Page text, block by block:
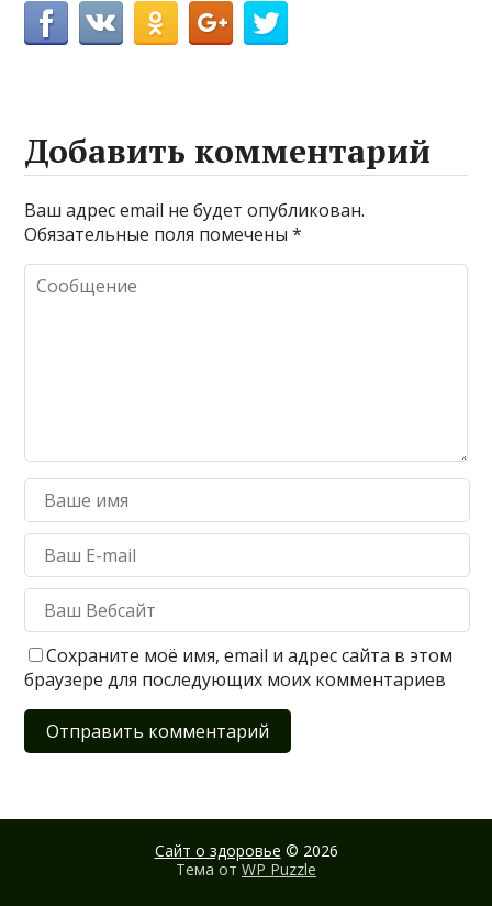
Добавить комментарий
Ваш адрес email не будет опубликован.
Обязательные поля помечены*
Сохраните моё имя, email и адрес сайта в этом
браузере для последующих моих комментариев
Сайт о здоровье © 2026
Тема от WP Puzzle